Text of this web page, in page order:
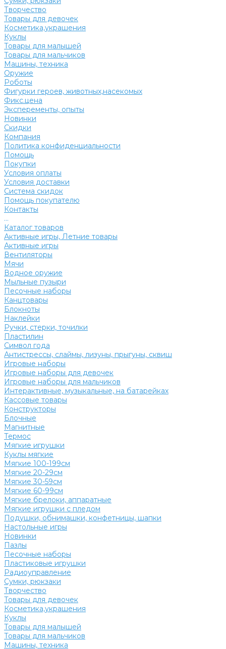
Творчество
Товары для девочек
Косметика,украшения
Куклы
Товары для малышей
Товары для мальчиков
Машины, техника
Оружие
Роботы
Фигурки героев, животных,насекомых
Фикс.цена
Эксперементы, опыты
Новинки
Скидки
Компания
Политика конфиденциальности
Помощь
Покупки
Условия оплаты
Условия доставки
Система скидок
Помощь покупателю
Контакты
...
Каталог товаров
Активные игры, Летние товары
Активные игры
Вентиляторы
Мячи
Водное оружие
Мыльные пузыри
Песочные наборы
Канцтовары
Блокноты
Наклейки
Ручки, стерки, точилки
Пластилин
Символ года
Антистрессы, слаймы, лизуны, прыгуны, сквиш
Игровые наборы
Игровые наборы для девочек
Игровые наборы для мальчиков
Интерактивные, музыкальные, на батарейках
Кассовые товары
Конструкторы
Блочные
Магнитные
Термос
Мягкие игрушки
Куклы мягкие
Мягкие 100-199см
Мягкие 20-29см
Мягкие 30-59см
Мягкие 60-99см
Мягкие брелоки, аппаратные
Мягкие игрушки с пледом
Подушки, обнимашки, конфетницы, шапки
Настольные игры
Новинки
Пазлы
Песочные наборы
Пластиковые игрушки
Радиоуправление
Сумки, рюкзаки
Творчество
Товары для девочек
Косметика,украшения
Куклы
Товары для малышей
Товары для мальчиков
Машины, техника